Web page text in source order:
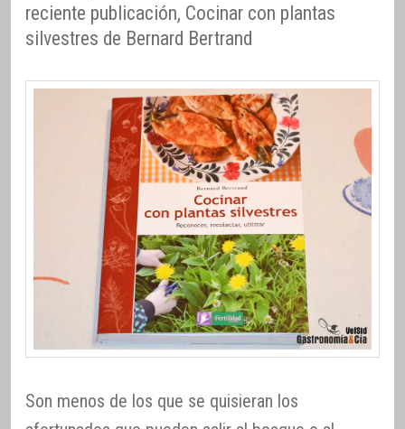
reciente publicación, Cocinar con plantas
silvestres de Bernard Bertrand
Son menos de los que se quisieran los